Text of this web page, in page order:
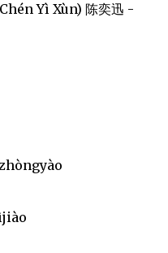
Yì Xùn) 陈奕迅 -